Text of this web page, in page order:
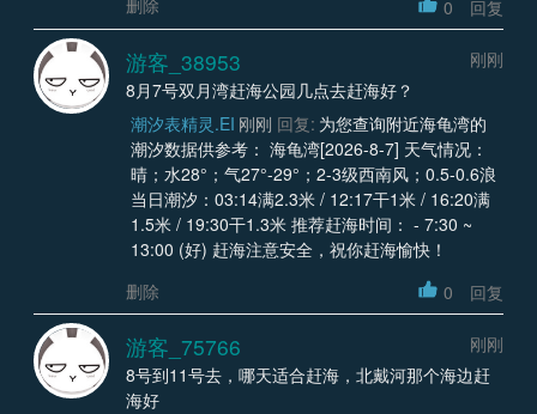
删除 0 回复
游客_38953
刚刚
8月7号双月湾赶海公园几点去赶海好？
潮汐表精灵.EI 刚刚 回复: 为您查询附近海龟湾的
潮汐数据供参考： 海龟湾[2026-8-7] 天气情况：
晴；水28°；气27°-29°；2-3级西南风；0.5-0.6浪
当日潮汐：03:14满2.3米 / 12:17干1米 / 16:20满
1.5米 / 19:30干1.3米 推荐赶海时间： - 7:30 ~
13:00 (好) 赶海注意安全，祝你赶海愉快！
删除
0 回复
游客_75766
刚刚
8号到11号去，哪天适合赶海，北戴河那个海边赶
海好